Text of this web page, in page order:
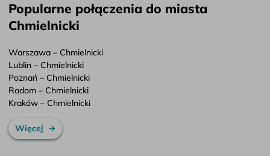
Popularne połączenia do miasta
Chmielnicki
Warszawa – Chmielnicki
Lublin – Chmielnicki
Poznań – Chmielnicki
Radom – Chmielnicki
Kraków – Chmielnicki
Więcej